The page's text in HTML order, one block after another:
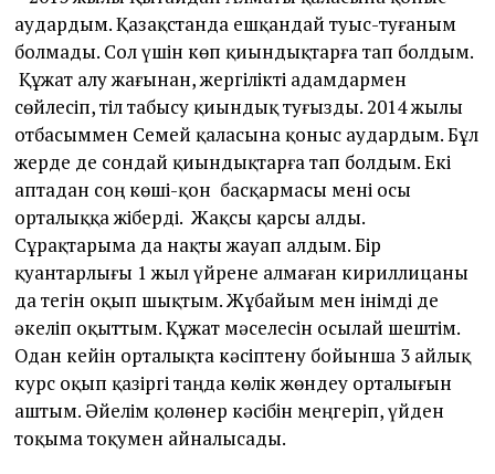
аудардым. Қазақстанда ешқандай туыс-туғаным
болмады. Сол үшін көп қиындықтарға тап болдым.
Құжат алу жағынан, жергілікті адамдармен
сөйлесіп, тіл табысу қиындық туғызды. 2014 жылы
отбасыммен Семей қаласына қоныс аудардым. Бұл
жерде де сондай қиындықтарға тап болдым. Екі
аптадан соң көші-қон басқармасы мені осы
орталыққа жіберді. Жақсы қарсы алды.
Сұрақтарыма да нақты жауап алдым. Бір
қуантарлығы 1 жыл үйрене алмаған кириллицаны
да тегін оқып шықтым. Жұбайым мен інімді де
әкеліп оқыттым. Құжат мәселесін осылай шештім.
Одан кейін орталықта кәсіптену бойынша 3 айлық
курс оқып қазіргі таңда көлік жөндеу орталығын
аштым. Әйелім қолөнер кәсібін меңгеріп, үйден
тоқыма тоқумен айналысады.